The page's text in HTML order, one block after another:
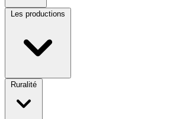
Les productions
Ruralité